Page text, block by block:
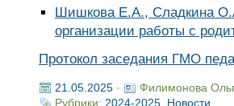
Шишкова Е.А., Сладкина
организации работы с
Протокол заседания ГМО
21.05.2025·
Филимонова
Рубрики: 2024-2025, Новости